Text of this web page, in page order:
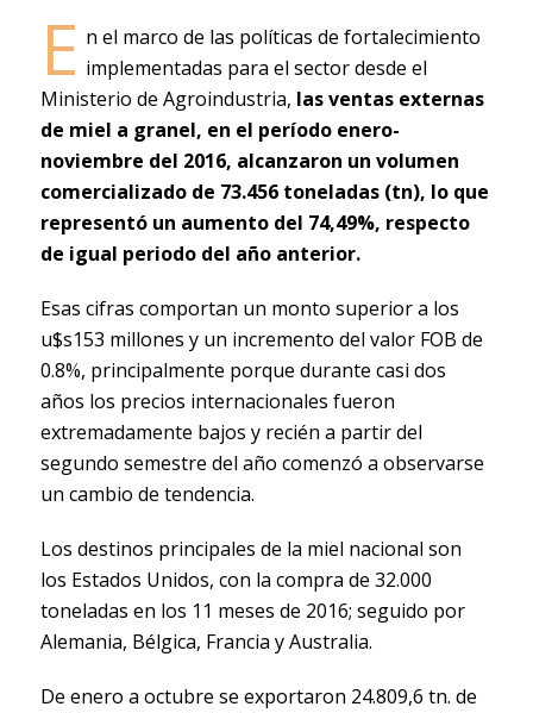
E n el marco de las políticas de fortalecimiento
implementadas para el sector desde el
Ministerio de Agroindustria, las ventas externas
de miel a granel, en el período enero-
noviembre del 2016, alcanzaron un volumen
comercializado de 73.456 toneladas (tn), lo que
representó un aumento del 74,49%, respecto
de igual periodo del año anterior.
Esas cifras comportan un monto superior a los
u$s153 millones y un incremento del valor FOB de
0.8%, principalmente porque durante casi dos
años los precios internacionales fueron
extremadamente bajos y recién a partir del
segundo semestre del año comenzó a observarse
un cambio de tendencia.
Los destinos principales de la miel nacional son
los Estados Unidos, con la compra de 32.000
toneladas en los 11 meses de 2016; seguido por
Alemania, Bélgica, Francia y Australia.
De enero a octubre se exportaron 24.809,6 tn. de